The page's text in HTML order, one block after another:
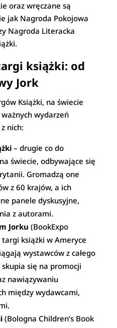
oraz wręczane są
jak Nagroda Pokojowa
Nagroda Literacka
książki: od
Jork
Książki, na świecie
wydarzeń
nich:
– drugie co do
świecie, odbywające się
Gromadzą one
z 60 krajów, a ich
panele dyskusyjne,
z autorami.
Jorku (BookExpo
książki w Ameryce
wystawców z całego
się na promocji
nawiązywaniu
między wydawcami,
(Bologna Children’s Book